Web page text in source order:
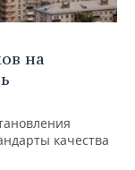
на
качества